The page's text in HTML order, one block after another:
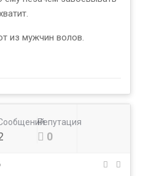
из мужчин волов.
Репутация
0